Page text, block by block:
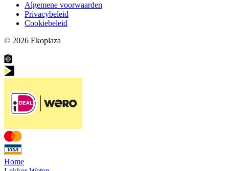
Algemene voorwaarden
Privacybeleid
Cookiebeleid
© 2026 Ekoplaza
Home